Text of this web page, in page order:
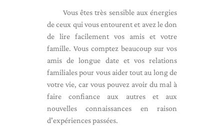
Vous êtes très sensible aux énergies
de ceux qui vous entourent et avez le don
de lire facilement vos amis et votre
famille. Vous comptez beaucoup sur vos
amis de longue date et vos relations
familiales pour vous aider tout au long de
votre vie, car vous pouvez avoir du mal à
faire confiance aux autres et aux
nouvelles connaissances en raison
d'expériences passées.